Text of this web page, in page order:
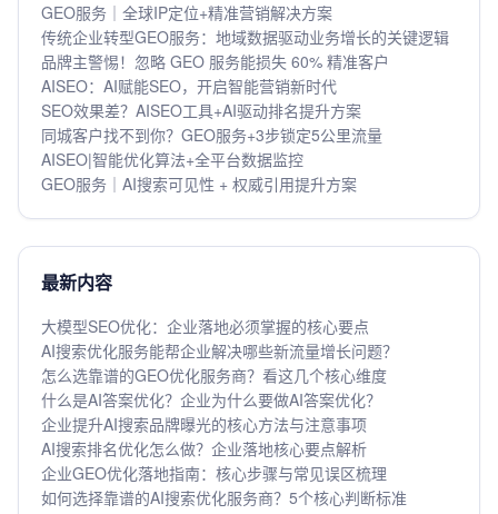
GEO服务｜全球IP定位+精准营销解决方案
传统企业转型GEO服务：地域数据驱动业务增长的关键逻辑
品牌主警惕！忽略 GEO 服务能损失 60% 精准客户
AISEO：AI赋能SEO，开启智能营销新时代
SEO效果差？AISEO工具+AI驱动排名提升方案
同城客户找不到你？GEO服务+3步锁定5公里流量
AISEO|智能优化算法+全平台数据监控
GEO服务｜AI搜索可见性 + 权威引用提升方案
最新内容
大模型SEO优化：企业落地必须掌握的核心要点
AI搜索优化服务能帮企业解决哪些新流量增长问题？
怎么选靠谱的GEO优化服务商？看这几个核心维度
什么是AI答案优化？企业为什么要做AI答案优化？
企业提升AI搜索品牌曝光的核心方法与注意事项
AI搜索排名优化怎么做？企业落地核心要点解析
企业GEO优化落地指南：核心步骤与常见误区梳理
如何选择靠谱的AI搜索优化服务商？5个核心判断标准